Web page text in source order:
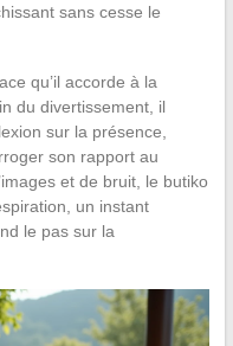
sans cesse le
qu’il accorde à la
du divertissement, il
sur la présence,
son rapport au
et de bruit, le butiko
un instant
le pas sur la